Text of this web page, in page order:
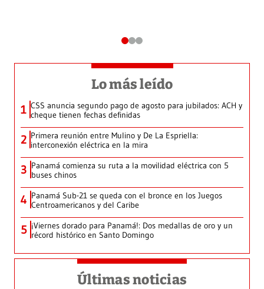
Lo más leído
1 CSS anuncia segundo pago de agosto para jubilados: ACH y
cheque tienen fechas definidas
2 Primera reunión entre Mulino y De La Espriella:
interconexión eléctrica en la mira
3 Panamá comienza su ruta a la movilidad eléctrica con 5
buses chinos
4 Panamá Sub-21 se queda con el bronce en los Juegos
Centroamericanos y del Caribe
5 ¡Viernes dorado para Panamá!: Dos medallas de oro y un
récord histórico en Santo Domingo
Últimas noticias